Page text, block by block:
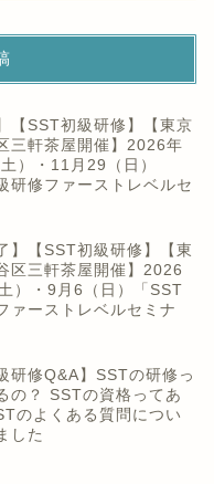
【SST初級研修】【東京
三軒茶屋開催】2026年
）・11月29（日）
研修ファーストレベルセ
】【SST初級研修】【東
区三軒茶屋開催】2026
）・9月6（日）「SST
ァーストレベルセミナ
研修Q&A】SSTの研修っ
の？ SSTの資格ってあ
のよくある質問につい
した